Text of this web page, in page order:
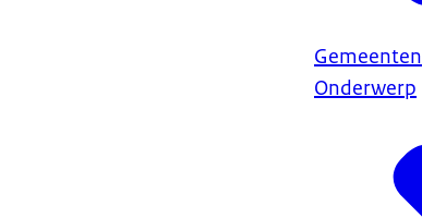
Gemeenten
Onderwerp